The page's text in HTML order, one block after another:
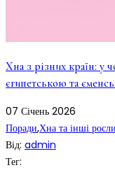
Хна з різних країн: у
єгипетською та
07 Січень 2026
Поради,Хна та інші
Від: admin
Тег: